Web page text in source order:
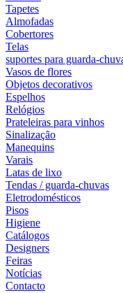
Tapetes
Almofadas
Cobertores
Telas
suportes para guarda-
Vasos de flores
Objetos decorativos
Espelhos
Relógios
Prateleiras para vinhos
Sinalização
Manequins
Varais
Latas de lixo
Tendas / guarda-chuvas
Eletrodomésticos
Pisos
Higiene
Catálogos
Designers
Feiras
Notícias
Contacto